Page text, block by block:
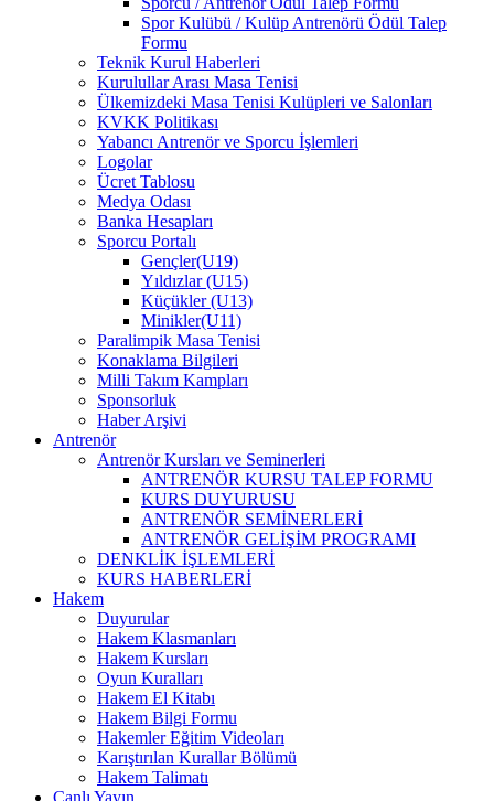
Spor Kulübü / Kulüp Antrenörü Ödül Talep
Formu
Teknik Kurul Haberleri
Kurulullar Arası Masa Tenisi
Ülkemizdeki Masa Tenisi Kulüpleri ve Salonları
KVKK Politikası
Yabancı Antrenör ve Sporcu İşlemleri
Logolar
Ücret Tablosu
Medya Odası
Banka Hesapları
Sporcu Portalı
Gençler(U19)
Yıldızlar (U15)
Küçükler (U13)
Minikler(U11)
Paralimpik Masa Tenisi
Konaklama Bilgileri
Milli Takım Kampları
Sponsorluk
Haber Arşivi
Antrenör
Antrenör Kursları ve Seminerleri
ANTRENÖR KURSU TALEP FORMU
KURS DUYURUSU
ANTRENÖR SEMİNERLERİ
ANTRENÖR GELİŞİM PROGRAMI
DENKLİK İŞLEMLERİ
KURS HABERLERİ
Hakem
Duyurular
Hakem Klasmanları
Hakem Kursları
Oyun Kuralları
Hakem El Kitabı
Hakem Bilgi Formu
Hakemler Eğitim Videoları
Karıştırılan Kurallar Bölümü
Hakem Talimatı
Canlı Yayın